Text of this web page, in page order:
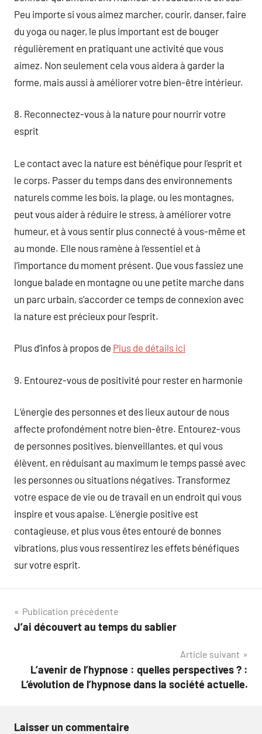
Peu importe si vous aimez marcher, courir, danser, faire
du yoga ou nager, le plus important est de bouger
régulièrement en pratiquant une activité que vous
aimez. Non seulement cela vous aidera à garder la
forme, mais aussi à améliorer votre bien-être intérieur.
8. Reconnectez-vous à la nature pour nourrir votre
esprit
Le contact avec la nature est bénéfique pour l’esprit et
le corps. Passer du temps dans des environnements
naturels comme les bois, la plage, ou les montagnes,
peut vous aider à réduire le stress, à améliorer votre
humeur, et à vous sentir plus connecté à vous-même et
au monde. Elle nous ramène à l’essentiel et à
l’importance du moment présent. Que vous fassiez une
longue balade en montagne ou une petite marche dans
un parc urbain, s’accorder ce temps de connexion avec
la nature est précieux pour l’esprit.
Plus d’infos à propos de Plus de détails ici
9. Entourez-vous de positivité pour rester en harmonie
L’énergie des personnes et des lieux autour de nous
affecte profondément notre bien-être. Entourez-vous
de personnes positives, bienveillantes, et qui vous
élèvent, en réduisant au maximum le temps passé avec
les personnes ou situations négatives. Transformez
votre espace de vie ou de travail en un endroit qui vous
inspire et vous apaise. L’énergie positive est
contagieuse, et plus vous êtes entouré de bonnes
vibrations, plus vous ressentirez les effets bénéfiques
sur votre esprit.
Navigation
de
Publication précédente
J’ai découvert au temps du sablier
Article suivant
L’avenir de l’hypnose : quelles perspectives ? :
L’évolution de l’hypnose dans la société actuelle.
Laisser un commentaire